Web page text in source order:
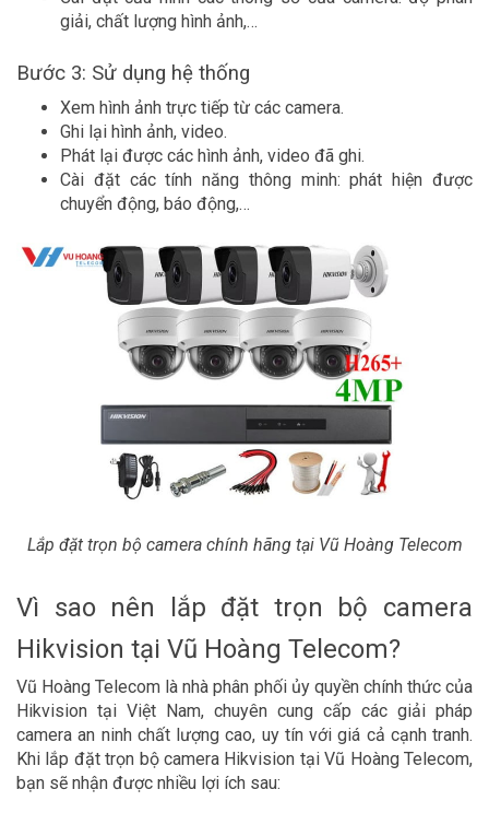
giải, chất lượng hình ảnh,…
Bước 3: Sử dụng hệ thống
Xem hình ảnh trực tiếp từ các camera.
Ghi lại hình ảnh, video.
Phát lại được các hình ảnh, video đã ghi.
Cài đặt các tính năng thông minh: phát hiện được
chuyển động, báo động,…
Lắp đặt trọn bộ camera chính hãng tại Vũ Hoàng Telecom
Vì sao nên lắp đặt trọn bộ camera
Hikvision tại Vũ Hoàng Telecom?
Vũ Hoàng Telecom là nhà phân phối ủy quyền chính thức của
Hikvision tại Việt Nam, chuyên cung cấp các giải pháp
camera an ninh chất lượng cao, uy tín với giá cả cạnh tranh.
Khi lắp đặt trọn bộ camera Hikvision tại Vũ Hoàng Telecom,
bạn sẽ nhận được nhiều lợi ích sau: